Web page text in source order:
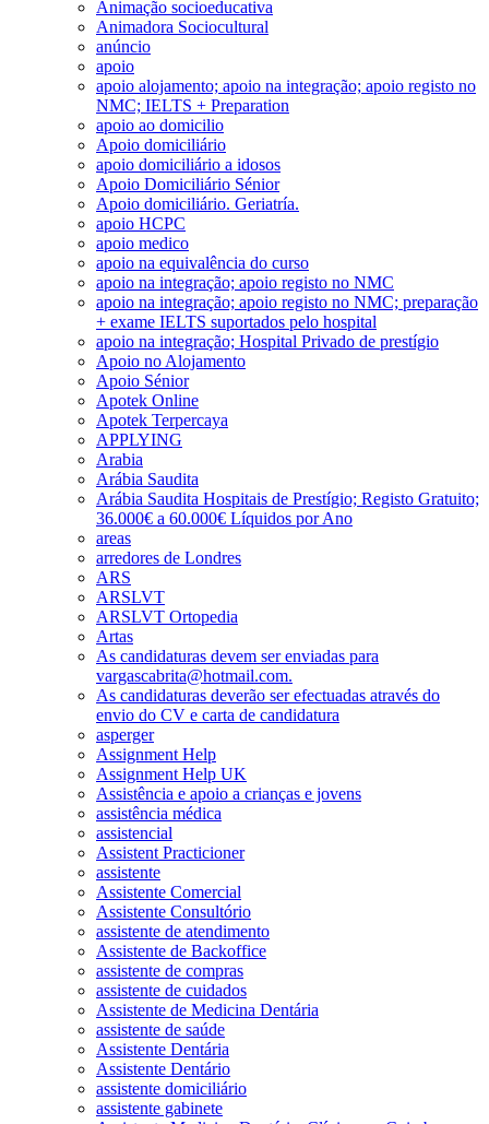
Animação socioeducativa
Animadora Sociocultural
anúncio
apoio
apoio alojamento; apoio na integração; apoio registo no
NMC; IELTS + Preparation
apoio ao domicilio
Apoio domiciliário
apoio domiciliário a idosos
Apoio Domiciliário Sénior
Apoio domiciliário. Geriatría.
apoio HCPC
apoio medico
apoio na equivalência do curso
apoio na integração; apoio registo no NMC
apoio na integração; apoio registo no NMC; preparação
+ exame IELTS suportados pelo hospital
apoio na integração; Hospital Privado de prestígio
Apoio no Alojamento
Apoio Sénior
Apotek Online
Apotek Terpercaya
APPLYING
Arabia
Arábia Saudita
Arábia Saudita Hospitais de Prestígio; Registo Gratuito;
36.000€ a 60.000€ Líquidos por Ano
areas
arredores de Londres
ARS
ARSLVT
ARSLVT Ortopedia
Artas
As candidaturas devem ser enviadas para
vargascabrita@hotmail.com.
As candidaturas deverão ser efectuadas através do
envio do CV e carta de candidatura
asperger
Assignment Help
Assignment Help UK
Assistência e apoio a crianças e jovens
assistência médica
assistencial
Assistent Practicioner
assistente
Assistente Comercial
Assistente Consultório
assistente de atendimento
Assistente de Backoffice
assistente de compras
assistente de cuidados
Assistente de Medicina Dentária
assistente de saúde
Assistente Dentária
Assistente Dentário
assistente domiciliário
assistente gabinete